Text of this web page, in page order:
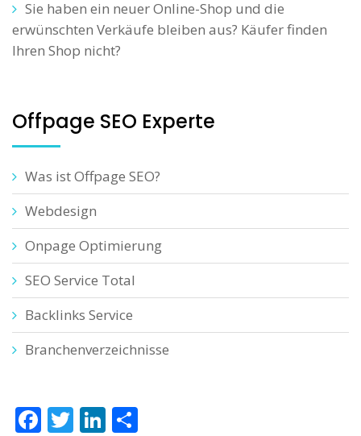
Sie haben ein neuer Online-Shop und die
erwünschten Verkäufe bleiben aus? Käufer finden
Ihren Shop nicht?
Offpage SEO Experte
Was ist Offpage SEO?
Webdesign
Onpage Optimierung
SEO Service Total
Backlinks Service
Branchenverzeichnisse
Facebook
TwitterLinkedIn